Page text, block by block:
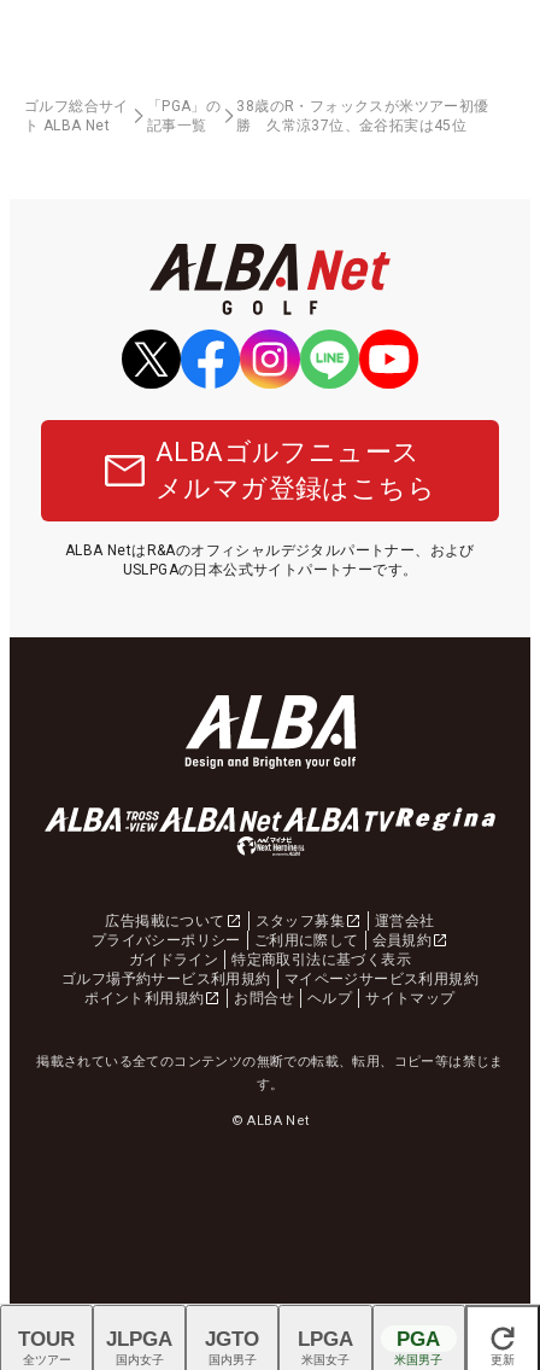
ゴルフ総合サイ
ト ALBA Net
「PGA」の
記事一覧
38歳のR・フォックスが米ツアー初優
勝 久常涼37位、金谷拓実は45位
ALBAゴルフニュース
メルマガ登録はこちら
ALBA NetはR&Aのオフィシャルデジタルパートナー、および
USLPGAの日本公式サイトパートナーです。
広告掲載について スタッフ募集
運営会社
プライバシーポリシー
ご利用に際して
会員規約
ガイドライン
特定商取引法に基づく表示
ゴルフ場予約サービス利用規約
マイページサービス利用規約
ポイント利用規約
お問合せ ヘルプ サイトマップ
掲載されている全てのコンテンツの無断での転載、転用、コピー等は禁じま
す。
© ALBA Net
閉じる
TOUR
全ツアー
JLPGA
国内女子
JGTO
国内男子
LPGA
米国女子
PGA
米国男子 更新